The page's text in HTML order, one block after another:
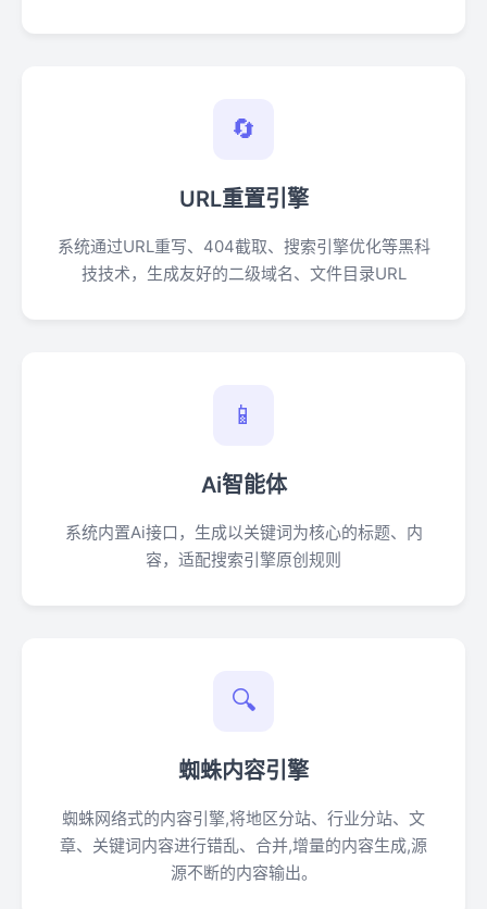
🔄
URL重置引擎
系统通过URL重写、404截取、搜索引擎优化等黑科
技技术，生成友好的二级域名、文件目录URL
📱
Ai智能体
系统内置Ai接口，生成以关键词为核心的标题、内
容，适配搜索引擎原创规则
🔍
蜘蛛内容引擎
蜘蛛网络式的内容引擎,将地区分站、行业分站、文
章、关键词内容进行错乱、合并,增量的内容生成,源
源不断的内容输出。